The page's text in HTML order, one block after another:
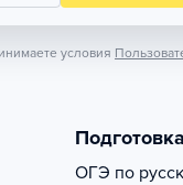
условия
ОГЭ по